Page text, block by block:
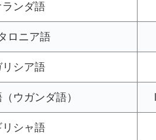
ランダ語
ロニア語
リシア語
ウガンダ語）
リシャ語